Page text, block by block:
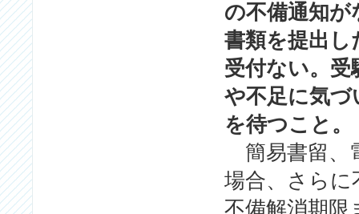
の不備通知
書類を提出し
受付ない。受
や不足に気づ
を待つこと。
簡易書留、
場合、さらに
不備解消期限